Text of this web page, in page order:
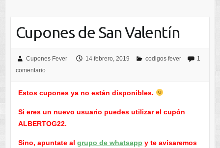
Cupones de San Valentín
Cupones Fever 14 febrero, 2019 codigos fever
1
comentario
Estos cupones ya no están disponibles.
Si eres un nuevo usuario puedes utilizar el cupón
ALBERTOG22.
Sino, apuntate al grupo de whatsapp y te avisaremos